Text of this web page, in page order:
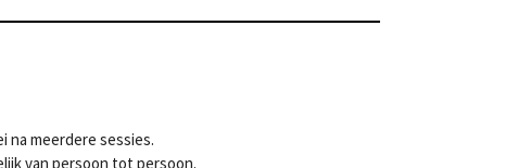
na meerdere sessies.
van persoon tot persoon.